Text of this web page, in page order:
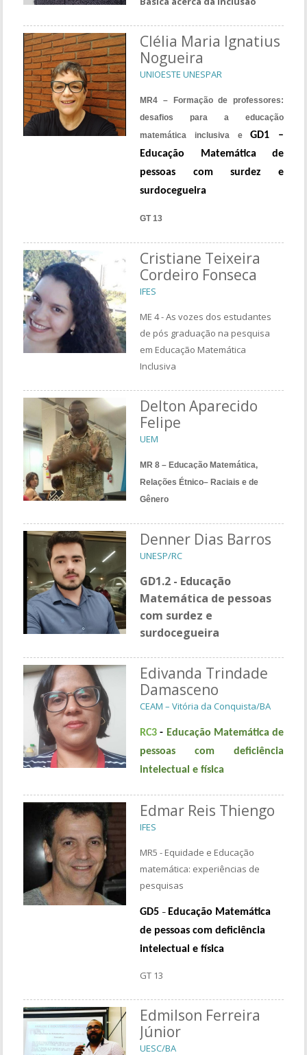
Clélia Maria Ignatius
Nogueira
UNIOESTE UNESPAR
MR4 – Formação de professores:
desafios para a educação
matemática inclusiva eGD1 –
Educação Matemática de
pessoas com surdez e
surdocegueira
GT 13
Cristiane Teixeira
Cordeiro Fonseca
IFES
ME 4 - As vozes dos estudantes
de pós graduação na pesquisa
em Educação Matemática
Inclusiva
Delton Aparecido
Felipe
UEM
MR 8 – Educação Matemática,
Relações Étnico– Raciais e de
Gênero
Denner Dias Barros
UNESP/RC
GD1.2 - Educação
Matemática de pessoas
com surdez e
surdocegueira
Edivanda Trindade
Damasceno
CEAM – Vitória da Conquista/BA
RC3 - Educação Matemática de
pessoas com deficiência
intelectual e física
Edmar Reis Thiengo
IFES
MR5 - Equidade e Educação
matemática: experiências de
pesquisas
GD5 – Educação Matemática
de pessoas com deficiência
intelectual e física
GT 13
Edmilson Ferreira
Júnior
UESC/BA